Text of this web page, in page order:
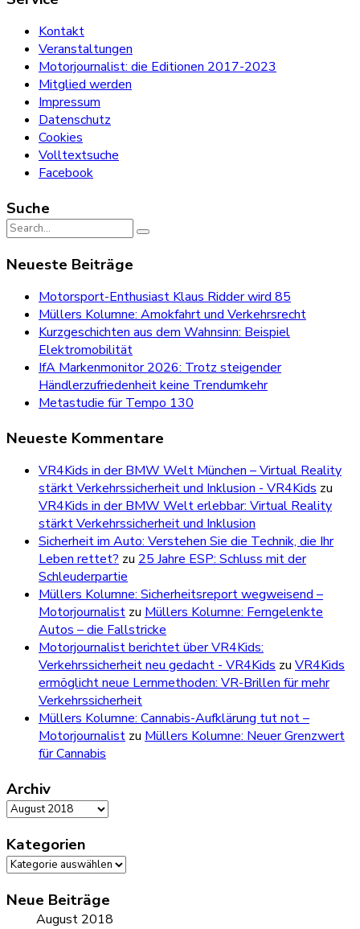
Kontakt
Veranstaltungen
Motorjournalist: die Editionen 2017-2023
Mitglied werden
Impressum
Datenschutz
Cookies
Volltextsuche
Facebook
Suche
Search
Neueste Beiträge
Motorsport-Enthusiast Klaus Ridder wird 85
Müllers Kolumne: Amokfahrt und Verkehrsrecht
Kurzgeschichten aus dem Wahnsinn: Beispiel
Elektromobilität
IfA Markenmonitor 2026: Trotz steigender
Händlerzufriedenheit keine Trendumkehr
Metastudie für Tempo 130
Neueste Kommentare
VR4Kids in der BMW Welt München – Virtual Reality
stärkt Verkehrssicherheit und Inklusion - VR4Kids zu
VR4Kids in der BMW Welt erlebbar: Virtual Reality
stärkt Verkehrssicherheit und Inklusion
Sicherheit im Auto: Verstehen Sie die Technik, die Ihr
Leben rettet? zu 25 Jahre ESP: Schluss mit der
Schleuderpartie
Müllers Kolumne: Sicherheitsreport wegweisend –
Motorjournalist zu Müllers Kolumne: Ferngelenkte
Autos – die Fallstricke
Motorjournalist berichtet über VR4Kids:
Verkehrssicherheit neu gedacht - VR4Kids zu VR4Kids
ermöglicht neue Lernmethoden: VR-Brillen für mehr
Verkehrssicherheit
Müllers Kolumne: Cannabis-Aufklärung tut not –
Motorjournalist zu Müllers Kolumne: Neuer Grenzwert
für Cannabis
Archiv
Archiv
Kategorien
Kategorien
Neue Beiträge
August 2018